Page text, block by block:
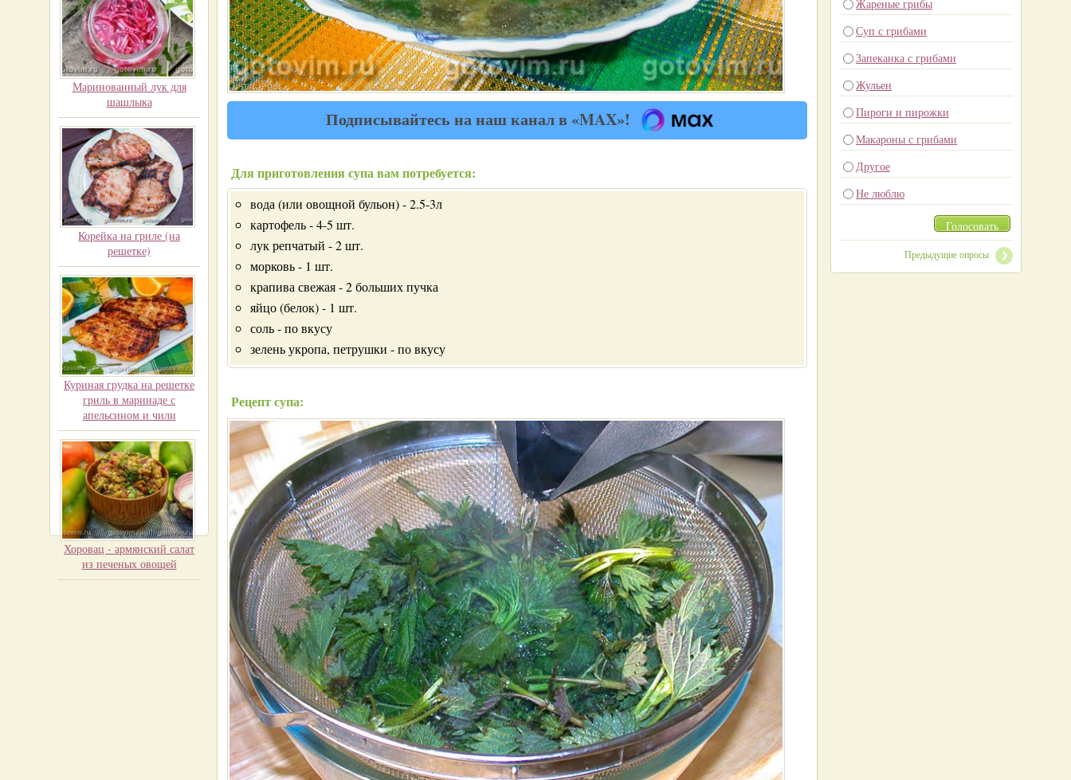
Маринованный лук для
шашлыка
Корейка на гриле (на
решетке)
Куриная грудка на решетке
гриль в маринаде с
апельсином и чили
Хоровац - армянский салат
из печеных овощей
Подписывайтесь на наш канал в «MAX»!
Для приготовления супа вам потребуется:
вода (или овощной бульон) - 2.5-3л
картофель - 4-5 шт.
лук репчатый - 2 шт.
морковь - 1 шт.
крапива свежая - 2 больших пучка
яйцо (белок) - 1 шт.
соль - по вкусу
зелень укропа, петрушки - по вкусу
Рецепт супа:
Жареные грибы
Суп с грибами
Запеканка с грибами
Жульен
Пироги и пирожки
Макароны с грибами
Другое
Не люблю
Голосовать
Предыдущие опросы